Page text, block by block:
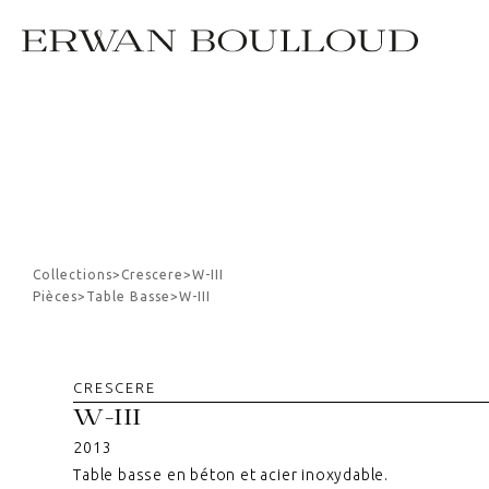
Collections> Crescere>W-III
Pièces> Table Basse>W-III
CRESCERE
W-III
2013
Table basse en béton et acier inoxydable.